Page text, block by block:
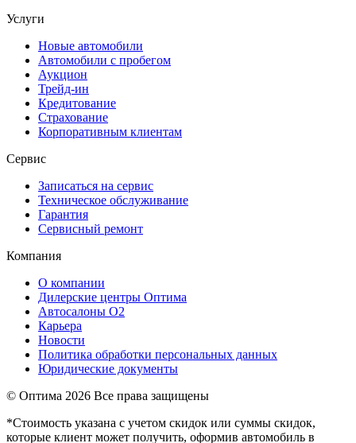
Услуги
Новые автомобили
Автомобили с пробегом
Аукцион
Трейд-ин
Кредитование
Страхование
Корпоративным клиентам
Сервис
Записаться на сервис
Техническое обслуживание
Гарантия
Сервисный ремонт
Компания
О компании
Дилерские центры Оптима
Автосалоны О2
Карьера
Новости
Политика обработки персональных данных
Юридические документы
© Оптима 2026 Все права защищены
*Стоимость указана с учетом скидок или суммы скидок,
которые клиент может получить, оформив автомобиль в